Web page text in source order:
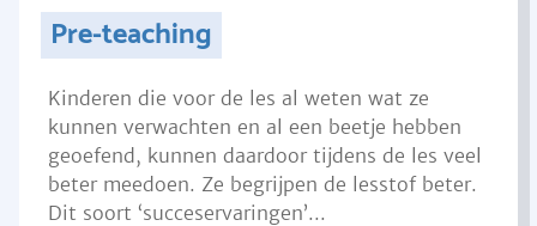
Pre-teaching
Kinderen die voor de les al weten wat ze
kunnen verwachten en al een beetje hebben
geoefend, kunnen daardoor tijdens de les veel
beter meedoen. Ze begrijpen de lesstof beter.
Dit soort ‘succeservaringen’...